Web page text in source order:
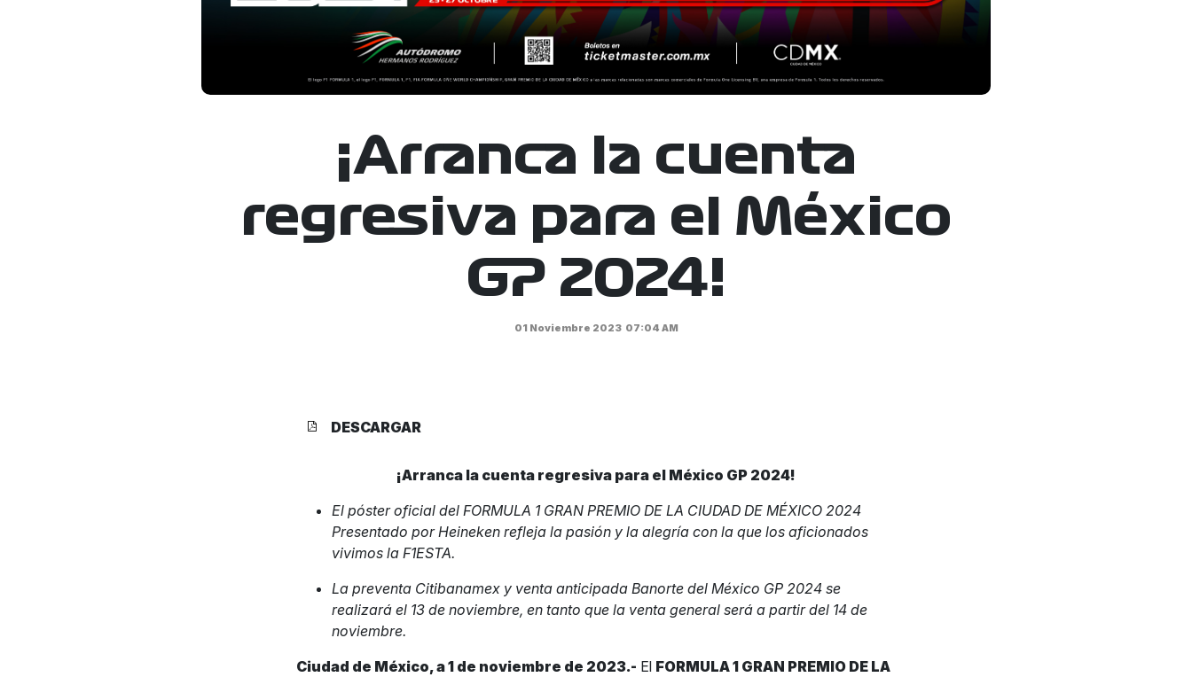
¡Arranca la cuenta
regresiva para el México
GP 2024!
01 Noviembre 2023 07:04 AM
DESCARGAR
¡Arranca la cuenta regresiva para el México GP 2024!
El póster oficial del FORMULA 1 GRAN PREMIO DE LA CIUDAD DE MÉXICO 2024
Presentado por Heineken refleja la pasión y la alegría con la que los aficionados
vivimos la F1ESTA.
La preventa Citibanamex y venta anticipada Banorte del México GP 2024 se
realizará el 13 de noviembre, en tanto que la venta general será a partir del 14 de
noviembre.
Ciudad de México, a 1 de noviembre de 2023.- El FORMULA 1 GRAN PREMIO DE LA